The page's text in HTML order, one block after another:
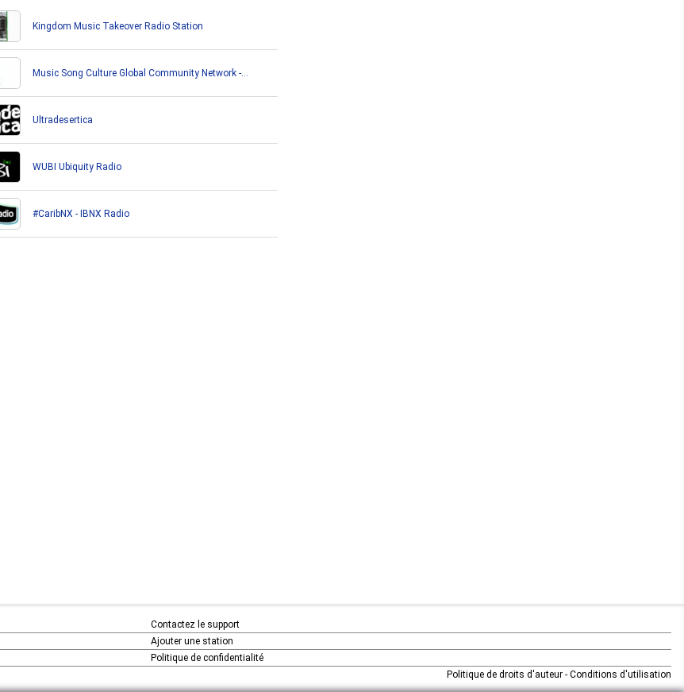
Kingdom Music Takeover Radio Station
Music Song Culture Global Community Network -
Ultradesertica
WUBI Ubiquity Radio
#CaribNX - IBNX Radio
Contactez le support
Ajouter une station
Politique de confidentialité
Politique de droits d'auteur - Conditions d'utilisation